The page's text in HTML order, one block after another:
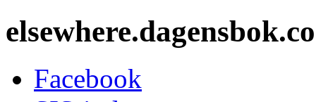
Facebook